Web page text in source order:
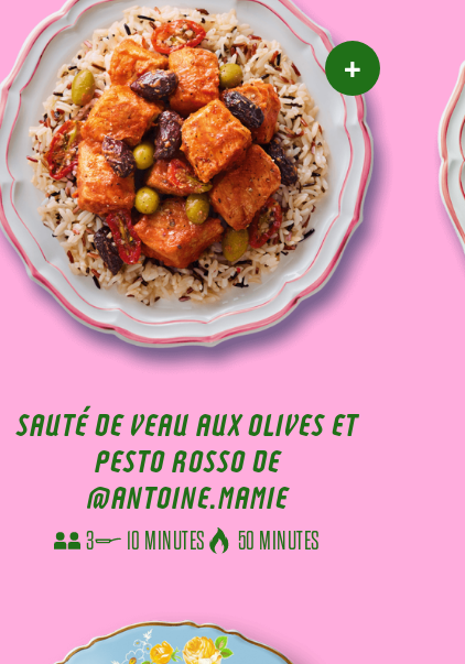
SAUTÉ DE VEAU AUX OLIVES ET
PESTO ROSSO DE
@ANTOINE.MAMIE
3 10 MINUTES 50 MINUTES